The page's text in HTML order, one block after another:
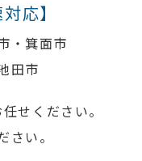
応】
・箕面市
田市
せください。
さい。